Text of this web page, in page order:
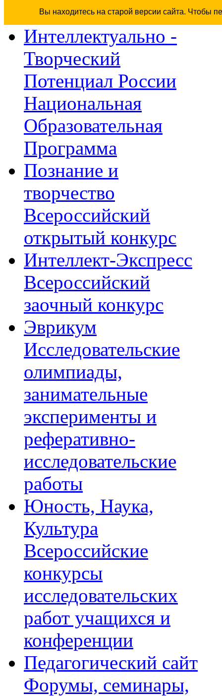
Вы находитесь на старой версии сайта. Чтобы
Интеллектуально -
Творческий
Потенциал России
Национальная
Образовательная
Программа
Познание и
творчество
Всероссийский
открытый конкурс
Интеллект-Экспресс
Всероссийский
заочный конкурс
Эврикум
Исследовательские
олимпиады,
занимательные
эксперименты и
реферативно-
исследовательские
работы
Юность, Наука,
Культура
Всероссийские
конкурсы
исследовательских
работ учащихся и
конференции
Педагогический сайт
Форумы, семинары,